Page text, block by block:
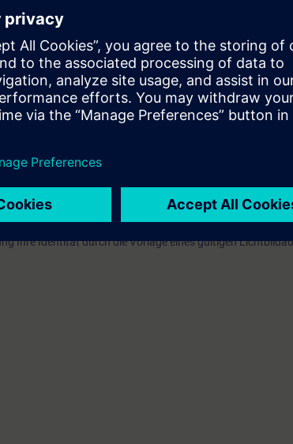
zur digitalen Lernplattform SITRAIN access–
die Inhalte dieses Learning Events vertiefen oder
Zertifizierungstest abzulegen. Dieser Test ist
Ihre Identität durch die Vorlage eines gültigen